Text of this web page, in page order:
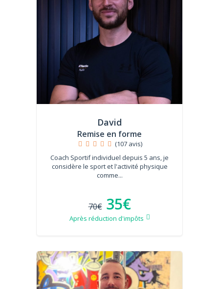
David
Remise en forme
(107 avis)
Coach Sportif individuel depuis 5 ans, je
considère le sport et l'activité physique
comme...
70€ 35€
Après réduction d'impôts